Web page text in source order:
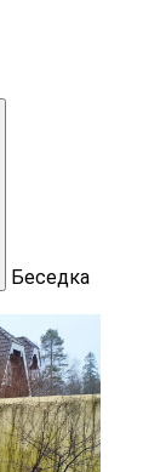
Беседка